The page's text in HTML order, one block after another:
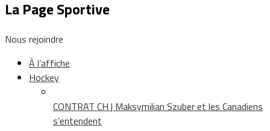
La Page Sportive
Nous rejoindre
À l’affiche
Hockey
CONTRAT CH | Maksymilian Szuber et les Canadiens
s’entendent